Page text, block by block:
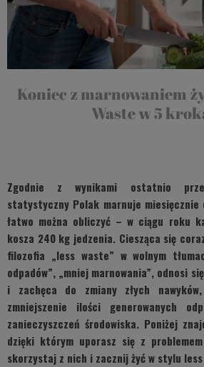
Koniec z marnowaniem
Waste w 5
Zgodnie z wynikami ostatnio
statystyczny Polak marnuje miesięcznie
łatwo można obliczyć – w ciągu roku
kosza 240 kg jedzenia. Ciesząca się
filozofia „less waste” w wolnym
odpadów”, „mniej marnowania”, odnosi
i zachęca do zmiany złych
zmniejszenie ilości generowanych
zanieczyszczeń środowiska. Poniżej
dzięki którym uporasz się z problemem
skorzystaj z nich i zacznij żyć w stylu